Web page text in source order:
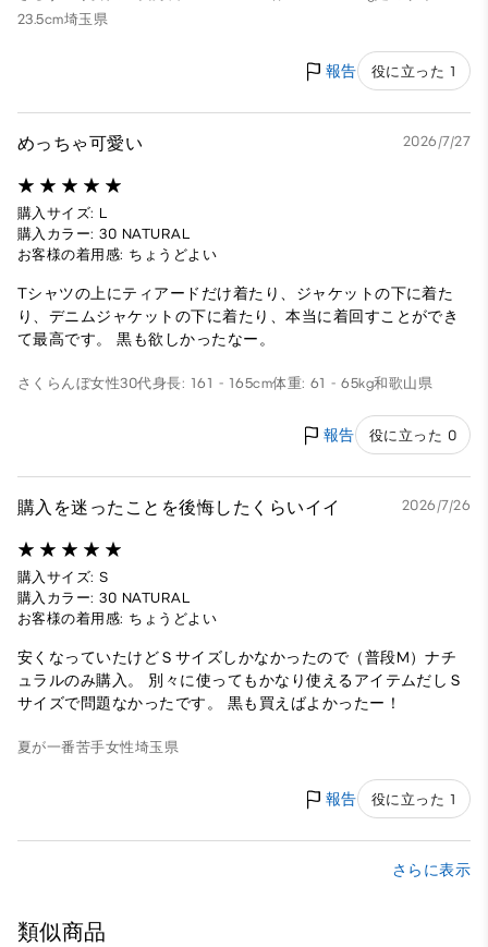
23.5cm埼玉県
報告 役に立った 1
めっちゃ可愛い 2026/7/27
購入サイズ: L
購入カラー: 30 NATURAL
お客様の着用感: ちょうどよい
Tシャツの上にティアードだけ着たり、ジャケットの下に着た
り、デニムジャケットの下に着たり、本当に着回すことができ
て最高です。 黒も欲しかったなー。
さくらんぼ女性30代身長: 161 - 165cm体重: 61 - 65kg和歌山県
報告 役に立った 0
購入を迷ったことを後悔したくらいイイ 2026/7/26
購入サイズ: S
購入カラー: 30 NATURAL
お客様の着用感: ちょうどよい
安くなっていたけどＳサイズしかなかったので（普段M）ナチ
ュラルのみ購入。 別々に使ってもかなり使えるアイテムだしＳ
サイズで問題なかったです。 黒も買えばよかったー！
夏が一番苦手女性埼玉県
報告 役に立った 1
さらに表示
類似商品